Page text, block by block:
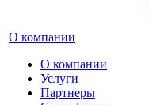
О компании
О компании
Услуги
Партнеры